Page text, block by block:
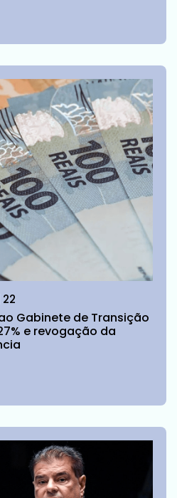
22
Gabinete de Transição
e revogação da